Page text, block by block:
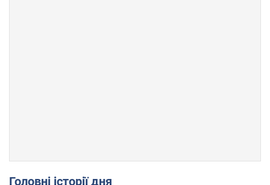
Головні історії дня